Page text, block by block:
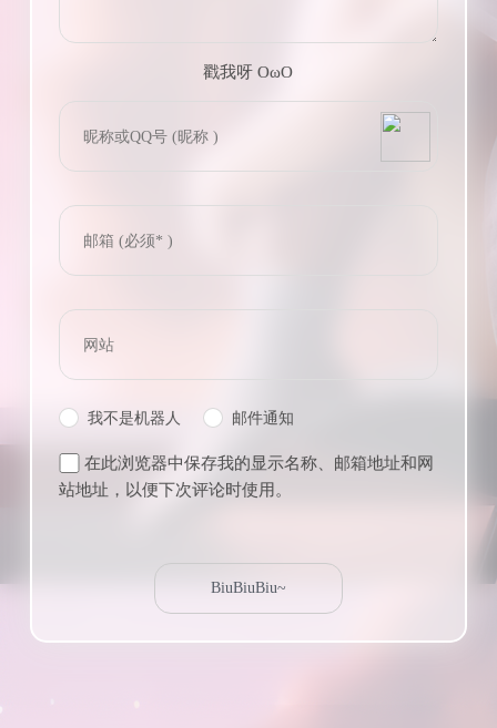
戳我呀 OωO
Tieba
我不是机器人 邮件通知
在此浏览器中保存我的显示名称、邮箱地址和网
站地址，以便下次评论时使用。